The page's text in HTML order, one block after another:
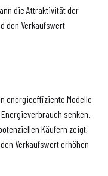
die Attraktivität der
den Verkaufswert
energieeffiziente Modelle
senken.
Käufern zeigt,
Verkaufswert erhöhen